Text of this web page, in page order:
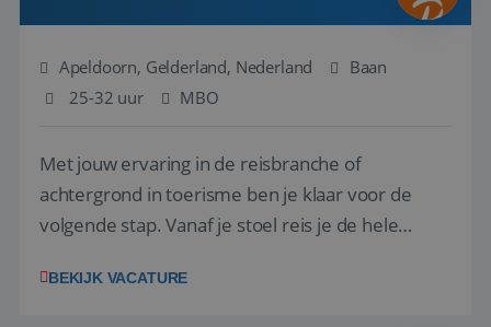
Apeldoorn, Gelderland, Nederland
Baan
25-32 uur
MBO
Met jouw ervaring in de reisbranche of
achtergrond in toerisme ben je klaar voor de
volgende stap. Vanaf je stoel reis je de hele
wensen van je team, je klant en wat er in de
BEKIJK VACATURE